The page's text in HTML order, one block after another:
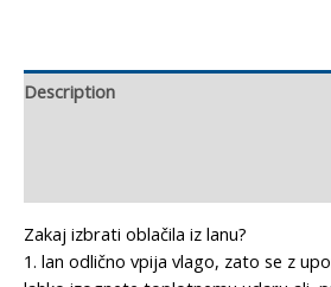
Description
Zakaj izbrati oblačila iz lanu?
1. lan odlično vpija vlago, zato se z